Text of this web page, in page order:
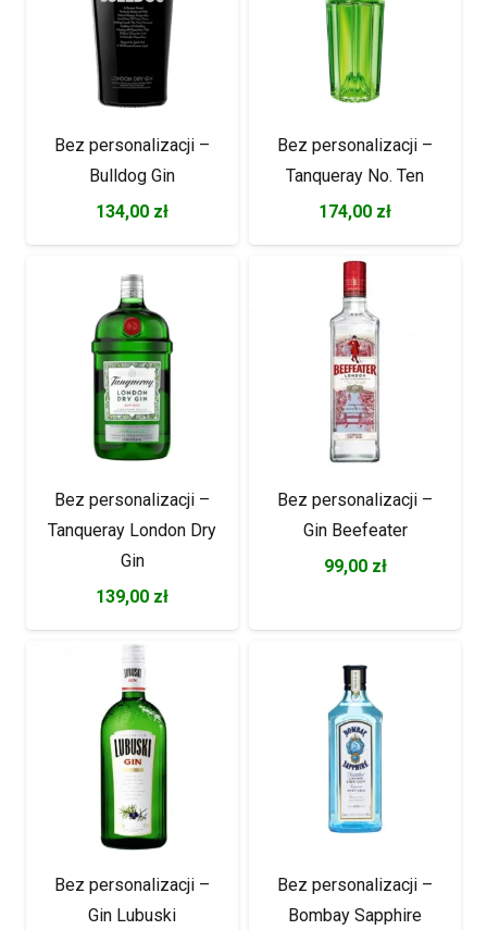
Bez personalizacji –
Bulldog Gin
134,00 zł
Bez personalizacji –
Tanqueray No. Ten
174,00 zł
Bez personalizacji –
Tanqueray London Dry
Gin
139,00 zł
Bez personalizacji –
Gin Beefeater
99,00 zł
Bez personalizacji –
Gin Lubuski
Bez personalizacji –
Bombay Sapphire